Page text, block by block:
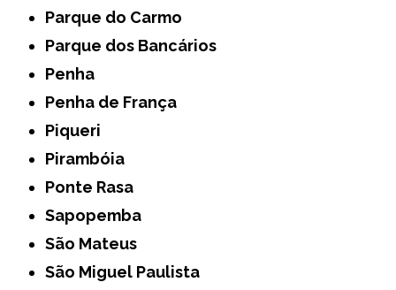
Parque do Carmo
Parque dos Bancários
Penha
Penha de França
Piqueri
Pirambóia
Ponte Rasa
Sapopemba
São Mateus
São Miguel Paulista